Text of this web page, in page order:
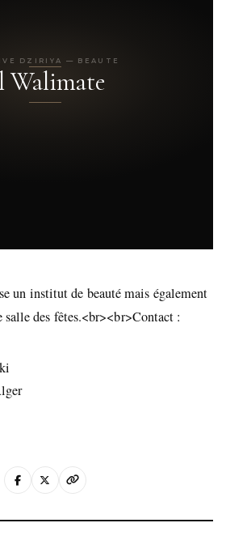
DZIRIYA — BEAUTE
Walimate
un institut de beauté mais également
salle des fêtes.<br><br>Contact :